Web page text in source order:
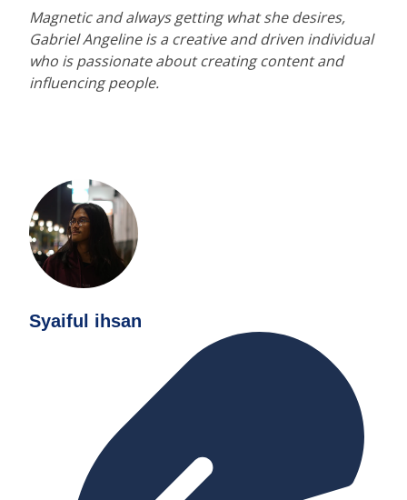
Magnetic and always getting what she desires,
Gabriel Angeline is a creative and driven individual
who is passionate about creating content and
influencing people.
Syaiful ihsan